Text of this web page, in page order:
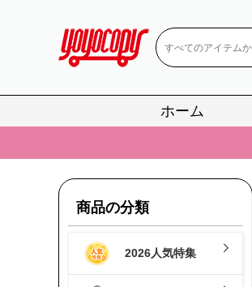
ホーム
商品の分類
2026人気特集